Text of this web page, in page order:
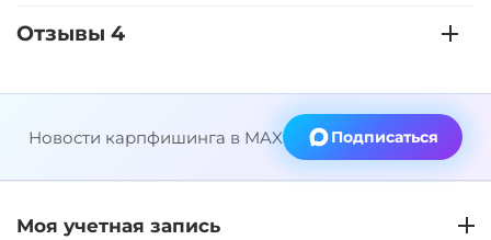
Отзывы 4
Новости карпфишинга в MAX Подписаться
Моя учетная запись